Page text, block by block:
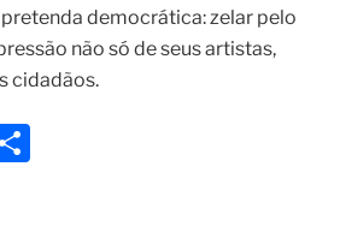
democrática: zelar pelo
não só de seus artistas,
cidadãos.